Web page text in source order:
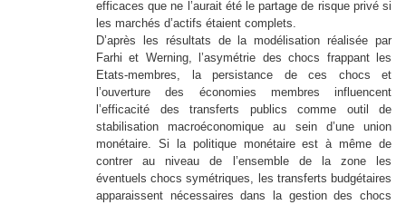
efficaces que ne l’aurait été le partage de risque privé si
les marchés d’actifs étaient complets.
D’après les résultats de la modélisation réalisée par
Farhi et Werning, l’asymétrie des chocs frappant les
Etats-membres, la persistance de ces chocs et
l’ouverture des économies membres influencent
l’efficacité des transferts publics comme outil de
stabilisation macroéconomique au sein d’une union
monétaire. Si la politique monétaire est à même de
contrer au niveau de l’ensemble de la zone les
éventuels chocs symétriques, les transferts budgétaires
apparaissent nécessaires dans la gestion des chocs